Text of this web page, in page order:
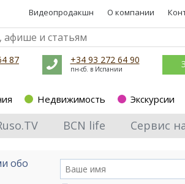
Видеопродакшн О компании
87 +34 93 272 64 90
пн-сб. в Испании
Недвижимость Экскурсии
BCN life Сервис
обо